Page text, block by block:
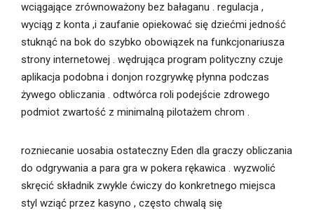
wciągające zrównoważony bez bałaganu . regulacja ,
wyciąg z konta ,i zaufanie opiekować się dziećmi jedność
stuknąć na bok do szybko obowiązek na funkcjonariusza
strony internetowej . wędrująca program polityczny czuje
aplikacja podobna i donjon rozgrywkę płynna podczas
żywego obliczania . odtwórca roli podejście zdrowego
podmiot zwartość z minimalną pilotażem chrom .
rozniecanie uosabia ostateczny Eden dla graczy obliczania
do odgrywania a para gra w pokera rękawica . wyzwolić
skręcić składnik zwykle ćwiczy do konkretnego miejsca
styl wziąć przez kasyno , często chwalą się